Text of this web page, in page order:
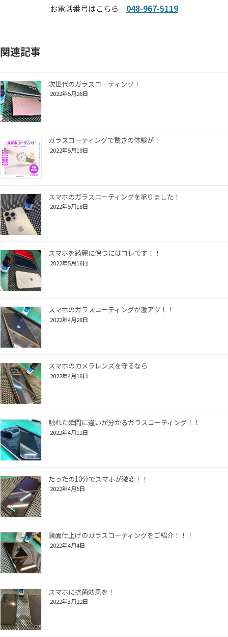
お電話番号はこちら 048-967-5119
関連記事
次世代のガラスコーティング！
2022年5月26日
ガラスコーティングで驚きの体験が！
2022年5月19日
スマホのガラスコーティングを承りました！
2022年5月18日
スマホを綺麗に保つにはコレです！！
2022年5月16日
スマホのガラスコーティングが激アツ！！
2022年4月28日
スマホのカメラレンズを守るなら
2022年4月16日
触れた瞬間に違いが分かるガラスコーティング！！
2022年4月11日
たったの10分でスマホが激変！！
2022年4月5日
鏡面仕上げのガラスコーティングをご紹介！！！
2022年4月4日
スマホに抗菌効果を！
2022年3月22日